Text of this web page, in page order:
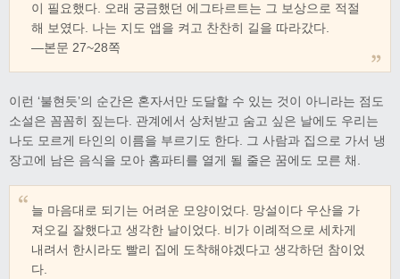
이 필요했다. 오래 궁금했던 에그타르트는 그 보상으로 적절
해 보였다. 나는 지도 앱을 켜고 찬찬히 길을 따라갔다.
―본문 27~28쪽
이런 ‘불현듯’의 순간은 혼자서만 도달할 수 있는 것이 아니라는 점도
소설은 꼼꼼히 짚는다. 관계에서 상처받고 숨고 싶은 날에도 우리는
나도 모르게 타인의 이름을 부르기도 한다. 그 사람과 집으로 가서 냉
장고에 남은 음식을 모아 홈파티를 열게 될 줄은 꿈에도 모른 채.
늘 마음대로 되기는 어려운 모양이었다. 망설이다 우산을 가
져오길 잘했다고 생각한 날이었다. 비가 이례적으로 세차게
내려서 한시라도 빨리 집에 도착해야겠다고 생각하던 참이었
다.